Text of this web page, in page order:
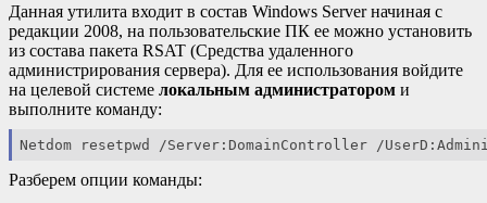
Данная утилита входит в состав Windows Server начиная с
редакции 2008, на пользовательские ПК ее можно установить
из состава пакета RSAT (Средства удаленного
администрирования сервера). Для ее использования войдите
на целевой системе локальным администратором и
выполните команду:
Netdom resetpwd /Server:DomainController /
Разберем опции команды: